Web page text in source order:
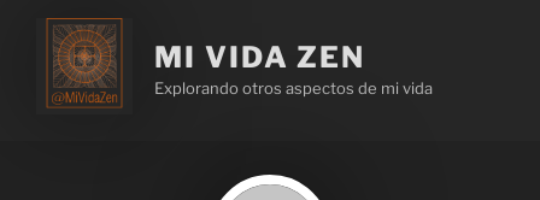
MI VIDA ZEN
Explorando otros aspectos de mi vida